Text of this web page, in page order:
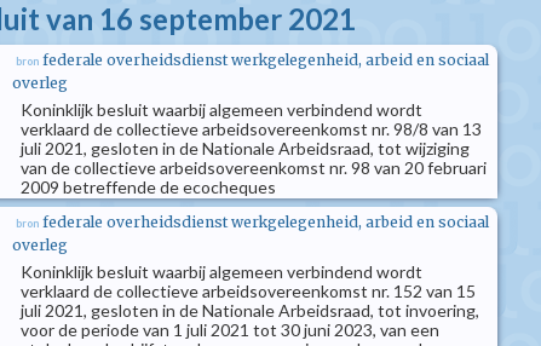
van 16 september 2021
bron federale overheidsdienst werkgelegenheid, arbeid en sociaal
overleg
Koninklijk besluit waarbij algemeen verbindend wordt
verklaard de collectieve arbeidsovereenkomst nr. 98/8 van 13
juli 2021, gesloten in de Nationale Arbeidsraad, tot wijziging
van de collectieve arbeidsovereenkomst nr. 98 van 20 februari
2009 betreffende de ecocheques
bron federale overheidsdienst werkgelegenheid, arbeid en sociaal
overleg
Koninklijk besluit waarbij algemeen verbindend wordt
verklaard de collectieve arbeidsovereenkomst nr. 152 van 15
juli 2021, gesloten in de Nationale Arbeidsraad, tot invoering,
voor de periode van 1 juli 2021 tot 30 juni 2023, van een